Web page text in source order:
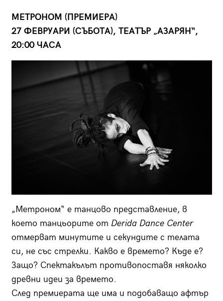
МЕТРОНОМ (ПРЕМИЕРА)
27 ФЕВРУАРИ (СЪБОТА), ТЕАТЪР „АЗАРЯН“,
20:00 ЧАСА
„Метроном“ е танцово представление, в
което танцьорите от Derida Dance Center
отмерват минутите и секундите с телата
си, не със стрелки. Какво е времето? Къде е?
Защо? Спектакълът противопоставя няколко
древни идеи за времето.
След премиерата ще има и подобаващо афтър